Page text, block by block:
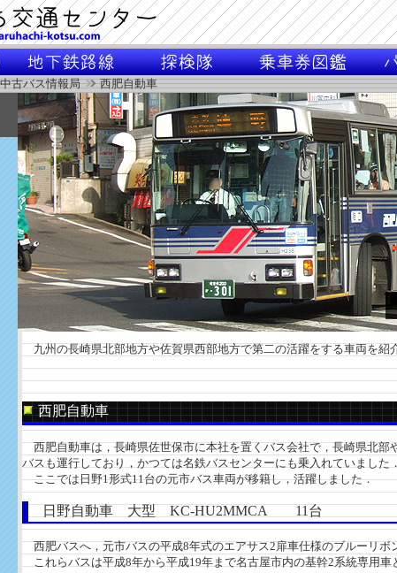
中古バス情報局 西肥自動車
九州の長崎県北部地方や佐賀県西部地方で第二の活躍をする車両を紹
西肥自動車
西肥自動車は，長崎県佐世保市に本社を置くバス会社で，長崎県北部
バスも運行しており，かつては名鉄バスセンターにも乗入れていました．
ここでは日野1形式11台の元市バス車両が移籍し，活躍しました．
日野自動車 大型 KC-HU2MMCA 11台
西肥バスへ，元市バスの平成8年式のエアサス2扉車仕様のブルーリボ
これらバスは平成8年から平成19年まで名古屋市内の基幹2系統専用